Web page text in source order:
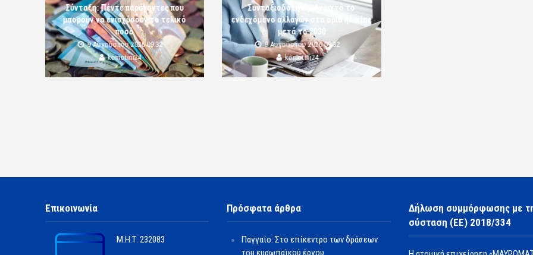
Σύνταξη: Πέντε παράγοντες που
μπορούν να ενισχύσουν το τελικό
ποσό
9 Αυγούστου 2026 09:32
komotini24
Συνταξιοδότηση: Ανοιχτό το
ενδεχόμενο αλλαγών στα όρια ηλικίας
μετά το 2030
9 Αυγούστου 2026 09:32
komotini24
Επικοινωνία
Μ.Η.Τ. 232083
Πρόσφατα άρθρα
Παγγαίο: Στο επίκεντρο των δράσεων
του ευρωπαϊκού έργου
Δήλωση συμμόρφωσης με
σύσταση (ΕΕ) 2018/334